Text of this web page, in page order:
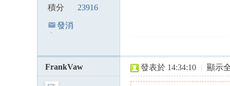
積分 23916
發消
FrankVaw 發表於 14:34:10 | 顯示